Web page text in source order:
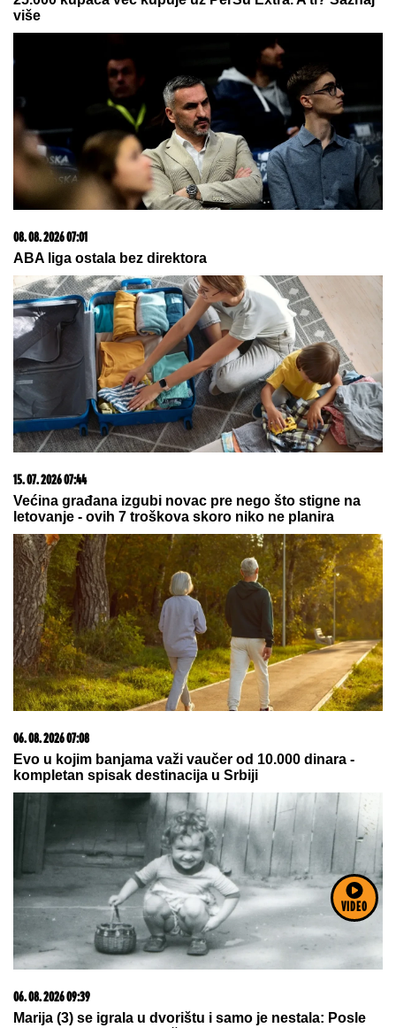
VIDEO
08. 08. 2026 06:00
Pukla burka! Isplivao prljav veš Đanija Infantina -
Zaposlio ljubavnicu u UEFA, a evo koliko je ona
05. 08. 2026 06:45
Šta dete nasleđuje od oca, a šta od majke? Sve što
treba da znate o genetici
08. 08. 2026 06:53
Европа на удару суше: Дунав и Рајна на
историјском минимуму
03. 08. 2026 13:23
Hibrid broj 1 koji osvaja Evropu, sada po specijalnoj
akcijskoj ceni od 19.990€ do 31.8.
07. 08. 2026 09:47
Čiji hromozom određuje pol deteta? XX rađa se
devojčica, XY rađa se dečak